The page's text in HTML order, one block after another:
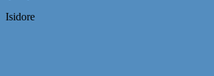
Isidore